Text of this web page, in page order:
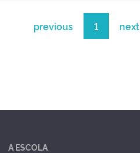
previous 1 next
A ESCOLA